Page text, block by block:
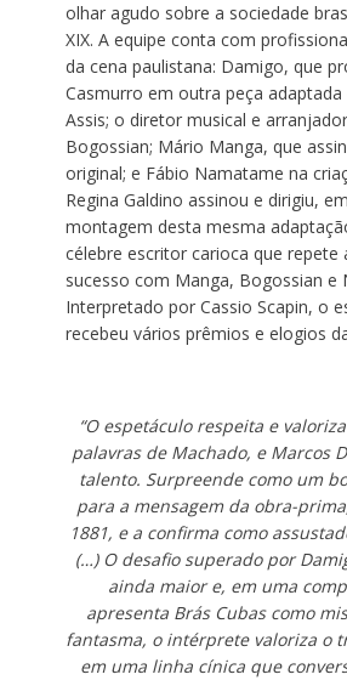
olhar agudo sobre a sociedade
XIX. A equipe conta com
da cena paulistana: Damigo, que
Casmurro em outra peça
Assis; o diretor musical e
Bogossian; Mário Manga, que
original; e Fábio Namatame na
Regina Galdino assinou e dirigiu,
montagem desta mesma
célebre escritor carioca que repete
sucesso com Manga, Bogossian e
Interpretado por Cassio Scapin, o
recebeu vários prêmios e elogios
“O espetáculo respeita e
palavras de Machado, e Marcos
talento. Surpreende como um
para a mensagem da obra-
1881, e a confirma como
(…) O desafio superado por
ainda maior e, em uma
apresenta Brás Cubas como
fantasma, o intérprete valoriza o
em uma linha cínica que